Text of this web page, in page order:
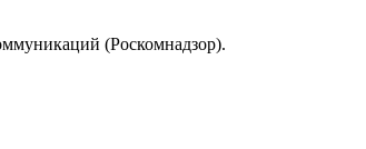
(Роскомнадзор).